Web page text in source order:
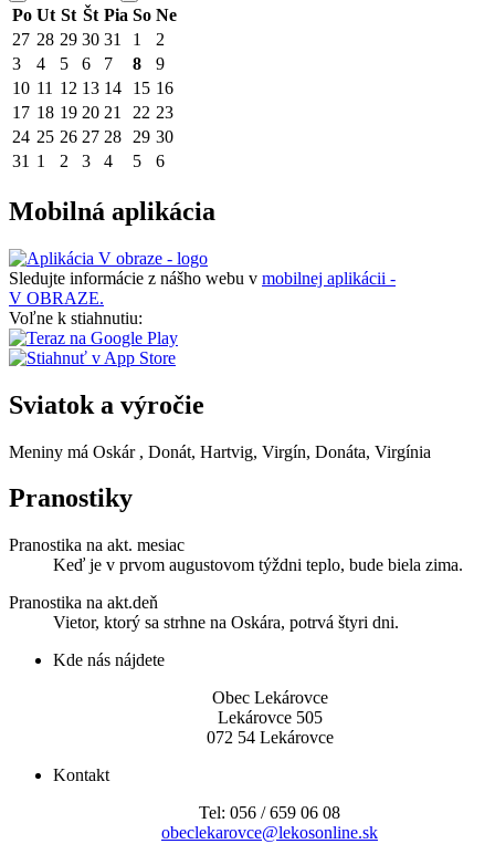
Po Ut St Št Pia So Ne
27 28 29 30 31 1
2
3
4 5 6 7 8
9
10 11 12 13 14 15 16
17 18 19 20 21 22 23
24 25 26 27 28 29 30
31 1 2 3 4 5 6
Mobilná aplikácia
Sledujte informácie z nášho webu v mobilnej aplikácii -
V OBRAZE.
Voľne k stiahnutiu:
Sviatok a výročie
Meniny má Oskár , Donát, Hartvig, Virgín, Donáta, Virgínia
Pranostiky
Pranostika na akt. mesiac
Keď je v prvom augustovom týždni teplo, bude biela zima.
Pranostika na akt.deň
Vietor, ktorý sa strhne na Oskára, potrvá štyri dni.
Kde nás nájdete
Obec Lekárovce
Lekárovce 505
072 54 Lekárovce
Kontakt
Tel: 056 / 659 06 08
obeclekarovce@lekosonline.sk